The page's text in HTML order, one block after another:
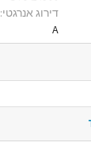
דירוג אנרגטי:
A